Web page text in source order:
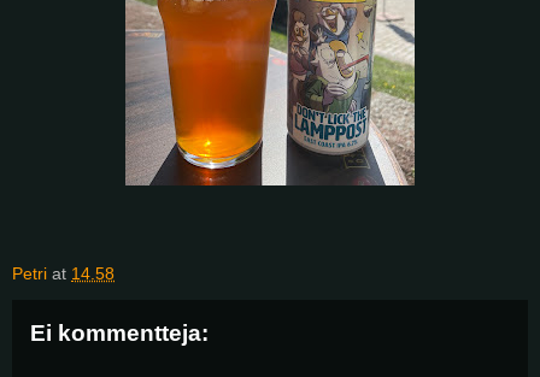
Petri at 14.58
Ei kommentteja: